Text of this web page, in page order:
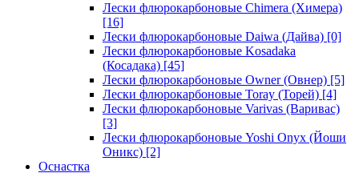
Лески флюрокарбоновые Chimera (Химера)
[16]
Лески флюрокарбоновые Daiwa (Дайва) [0]
Лески флюрокарбоновые Kosadaka
(Косадака) [45]
Лески флюрокарбоновые Owner (Овнер) [5]
Лески флюрокарбоновые Toray (Торей) [4]
Лески флюрокарбоновые Varivas (Варивас)
[3]
Лески флюрокарбоновые Yoshi Onyx (Йоши
Оникс) [2]
Оснастка